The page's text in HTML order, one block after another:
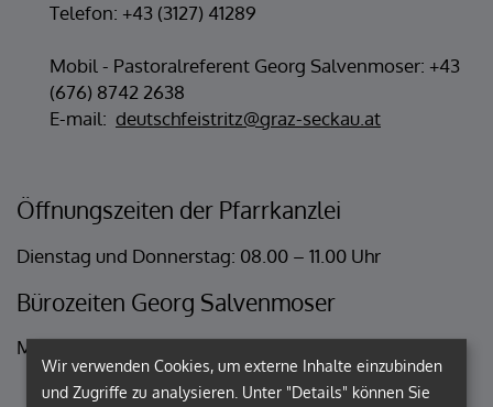
Telefon: +43 (3127) 41289
Mobil - Pastoralreferent Georg Salvenmoser: +43
(676) 8742 2638
E-mail: deutschfeistritz@graz-seckau.at
Öffnungszeiten der Pfarrkanzlei
Dienstag und Donnerstag: 08.00 – 11.00 Uhr
Bürozeiten Georg Salvenmoser
Mittwoch: 09.00 – 11.00 Uhr
Wir verwenden Cookies, um externe Inhalte einzubinden
und Zugriffe zu analysieren. Unter "Details" können Sie